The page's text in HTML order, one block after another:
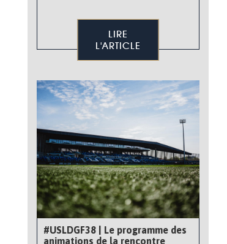
LIRE
L'ARTICLE
#USLDGF38 | Le programme des
animations de la rencontre